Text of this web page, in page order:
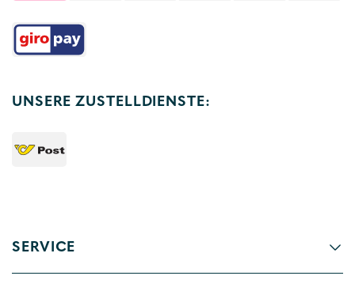
UNSERE ZUSTELLDIENSTE:
SERVICE